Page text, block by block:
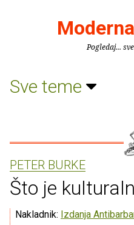
Pogledaj...
Sve teme
PETER BURKE
Što je
Nakladnik: Izdanja